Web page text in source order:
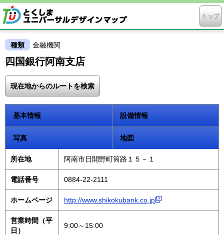
トップ
種類 金融機関
四国銀行阿南支店
現在地からのルートを検索
基本情報 設備情報
写真 地図
所在地 阿南市日開野町筒路１５－１
電話番号 0884-22-2111
ホームページ http://www.shikokubank.co.jp
営業時間（平
日）
9:00～15:00